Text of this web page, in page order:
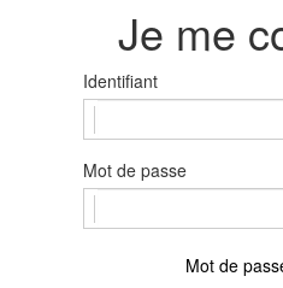
Je me
Identifiant
Mot de passe
Mot de